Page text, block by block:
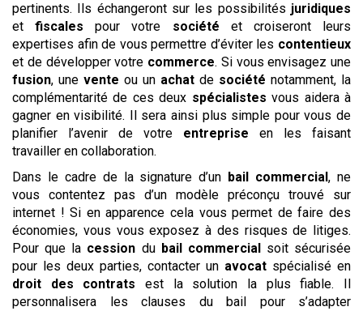
pertinents. Ils échangeront sur les possibilités juridiques
etfiscales pour votre société et croiseront leurs
expertises afin de vous permettre d’éviter les contentieux
et de développer votre commerce. Si vous envisagez une
fusion, une vente ou un achat de société notamment, la
complémentarité de ces deux spécialistes vous aidera à
gagner en visibilité. Il sera ainsi plus simple pour vous de
planifier l’avenir de votre entreprise en les faisant
travailler en collaboration.
Dans le cadre de la signature d’un bail commercial, ne
vous contentez pas d’un modèle préconçu trouvé sur
internet ! Si en apparence cela vous permet de faire des
économies, vous vous exposez à des risques de litiges.
Pour que la cession du bail commercial
soit sécurisée
pour les deux parties, contacter un avocat spécialisé en
droit des contrats est la solution la plus fiable. Il
personnalisera les clauses du bail pour s’adapter